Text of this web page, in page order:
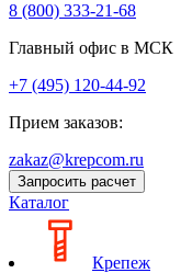
8 (800) 333‑21-68
Главный офис в МСК
+7 (495) 120-44-92
Прием заказов:
zakaz@krepcom.ru
Запросить расчет
Каталог
Крепеж